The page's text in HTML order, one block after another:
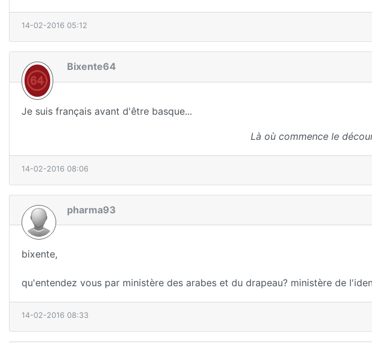
14-02-2016 05:12
Bixente64
Je suis français avant d'être basque...
Là où commence le
14-02-2016 08:06
pharma93
bixente,
qu'entendez vous par ministère des arabes et du drapeau? ministère de
14-02-2016 08:33